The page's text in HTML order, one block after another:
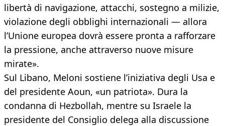
libertà di navigazione, attacchi, sostegno a milizie,
violazione degli obblighi internazionali — allora
l’Unione europea dovrà essere pronta a rafforzare
la pressione, anche attraverso nuove misure
mirate».
Sul Libano, Meloni sostiene l’iniziativa degli Usa e
del presidente Aoun, «un patriota». Dura la
condanna di Hezbollah, mentre su Israele la
presidente del Consiglio delega alla discussione